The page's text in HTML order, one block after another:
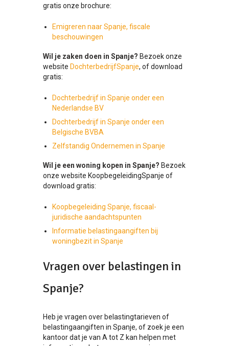
gratis onze brochure:
Emigreren naar Spanje, fiscale
beschouwingen
Wil je zaken doen in Spanje? Bezoek onze
website DochterbedrijfSpanje, of download
gratis:
Dochterbedrijf in Spanje onder een
Nederlandse BV
Dochterbedrijf in Spanje onder een
Belgische BVBA
Zelfstandig Ondernemen in Spanje
Wil je een woning kopen in Spanje? Bezoek
onze website KoopbegeleidingSpanje of
download gratis:
Koopbegeleiding Spanje, fiscaal-
juridische aandachtspunten
Informatie belastingaangiften bij
woningbezit in Spanje
Vragen over belastingen in
Spanje?
Heb je vragen over belastingtarieven of
belastingaangiften in Spanje, of zoek je een
kantoor dat je van A tot Z kan helpen met